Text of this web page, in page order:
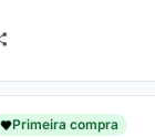
não funcionou
Primeira compra